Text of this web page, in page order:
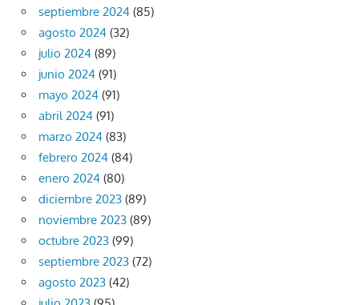
septiembre 2024 (85)
agosto 2024 (32)
julio 2024 (89)
junio 2024 (91)
mayo 2024 (91)
abril 2024 (91)
marzo 2024 (83)
febrero 2024 (84)
enero 2024 (80)
diciembre 2023 (89)
noviembre 2023 (89)
octubre 2023 (99)
septiembre 2023 (72)
agosto 2023 (42)